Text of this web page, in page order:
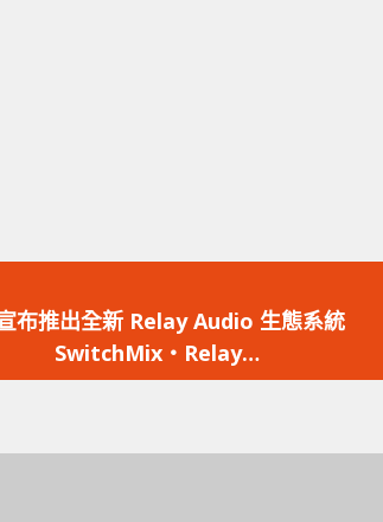
一
篇
文
布推出全新 Relay Audio 生態系統
SwitchMix‧Relay
Speakers/Subwoofer